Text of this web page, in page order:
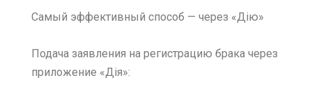
Самый эффективный способ — через «Дію»
Подача заявления на регистрацию брака через
приложение «Дія»: